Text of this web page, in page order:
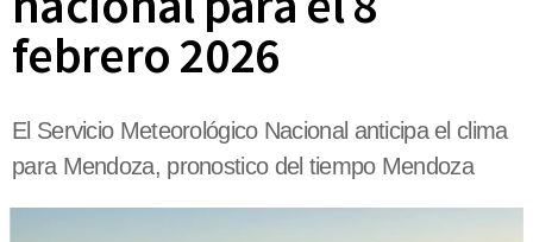
febrero 2026
El Servicio Meteorológico Nacional anticipa el clima
para Mendoza, pronostico del tiempo Mendoza